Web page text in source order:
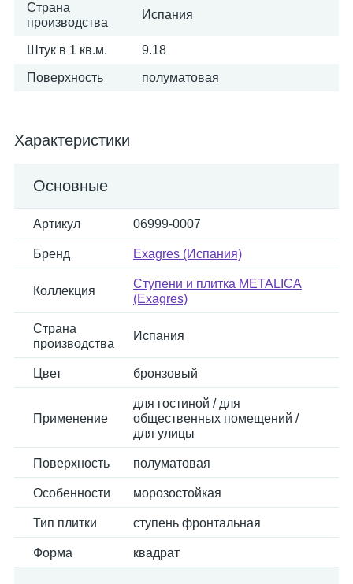
Страна
производства
Испания
Штук в 1 кв.м. 9.18
Поверхность полуматовая
Характеристики
Основные
Артикул 06999-0007
Бренд Exagres (Испания)
Коллекция
Ступени и плитка METALICA
(Exagres)
Страна
производства
Испания
Цвет бронзовый
Применение
для гостиной / для
общественных помещений /
для улицы
Поверхность полуматовая
Особенности морозостойкая
Тип плитки ступень фронтальная
Форма квадрат